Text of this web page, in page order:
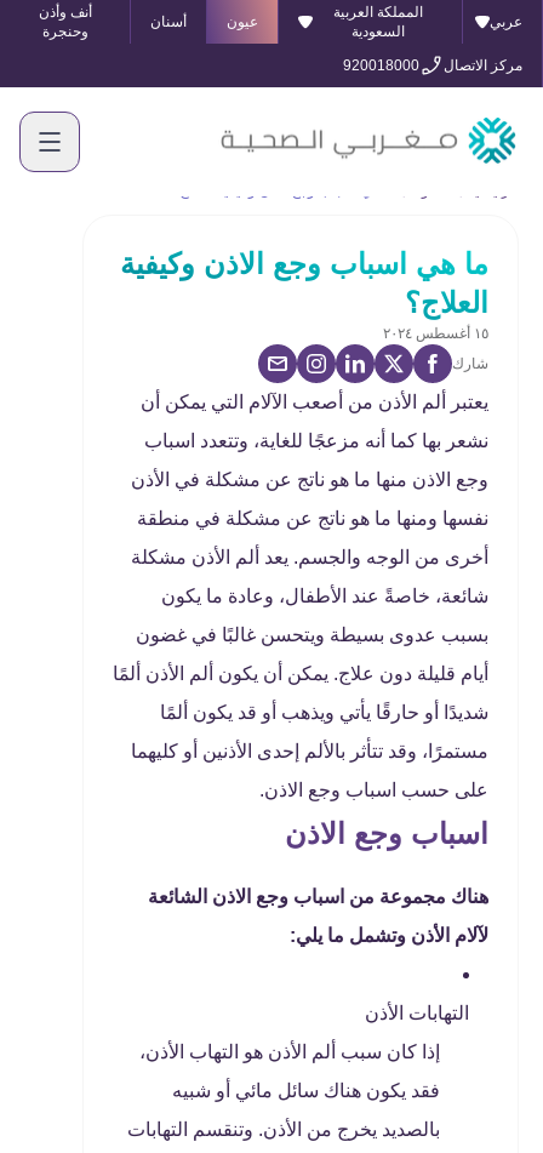
عربي
المملكة العربية
السعودية
عيون أسنان
أنف وأذن
وحنجرة
مركز الاتصال
920018000
ما هي اسباب وجع الاذن وكيفية
العلاج؟
١٥ أغسطس ٢٠٢٤
شارك
يعتبر ألم الأذن من أصعب الآلام التي يمكن أن
نشعر بها كما أنه مزعجًا للغاية، وتتعدد اسباب
وجع الاذن منها ما هو ناتج عن مشكلة في الأذن
نفسها ومنها ما هو ناتج عن مشكلة في منطقة
أخرى من الوجه والجسم. يعد ألم الأذن مشكلة
شائعة، خاصةً عند الأطفال، وعادة ما يكون
بسبب عدوى بسيطة ويتحسن غالبًا في غضون
أيام قليلة دون علاج. يمكن أن يكون ألم الأذن ألمًا
شديدًا أو حارقًا يأتي ويذهب أو قد يكون ألمًا
مستمرًا، وقد تتأثر بالألم إحدى الأذنين أو كليهما
على حسب اسباب وجع الاذن.
اسباب وجع الاذن
هناك مجموعة من اسباب وجع الاذن الشائعة
لآلام الأذن وتشمل ما يلي:
التهابات الأذن
إذا كان سبب ألم الأذن هو التهاب الأذن،
فقد يكون هناك سائل مائي أو شبيه
بالصديد يخرج من الأذن. وتنقسم التهابات